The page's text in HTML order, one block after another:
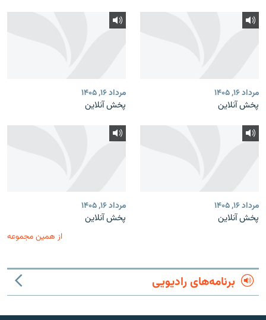
مرداد ۱۶, ۱۴۰۵
پخش آنلاین
مرداد ۱۶, ۱۴۰۵
پخش آنلاین
مرداد ۱۶, ۱۴۰۵
پخش آنلاین
مرداد ۱۶, ۱۴۰۵
پخش آنلاین
از همین مجموعه
برنامه‌های رادیویی